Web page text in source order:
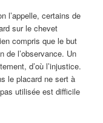
l’appelle, certains de
sur le chevet
compris que le but
de l’observance. Un
d’où l’injustice.
le placard ne sert à
utilisée est difficile